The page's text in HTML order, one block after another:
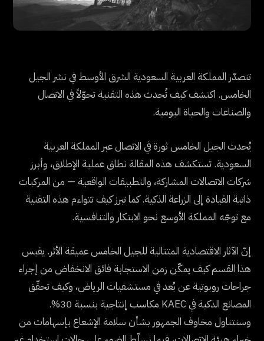
تتصدّر المملكة العربية السعودية الشرق الأوسط في نشر الجيل
الخامس. اكتشف كيف تُحدث هذه التقنية تحوّلاً في الاتصال
والصناعات والحياة اليومية.
يُحدث الجيل الخامس ثورة في الاتصال عبر المملكة العربية
السعودية. تستكشف هذه المقالة نطاق عملية الإطلاق، وأبرز
شركات الاتصالات المشاركة، والتطبيقات الواقعية — من المركبات
ذاتية القيادة إلى الزراعة الذكية. كما تبرز كيف تتواءم هذه التقنية
مع توجّه المملكة الأوسع نحو الابتكار والتنافسية.
إنّ الآثار الاقتصادية المتتالية للجيل الخامس عميقة الأثر. يقيس
هذا القسم كيف يمكّن زمن الاستجابة فائق الانخفاض من إجراء
جراحات روبوتية عن بُعد في مستشفيات الرياض، وكيف تحقّق
المصانع الذكية في KAEC مكاسب إنتاجية بنسبة 30%.
وسنتناول مخاوف الجمهور بشأن سلامة الإشعاع بإسهامات من